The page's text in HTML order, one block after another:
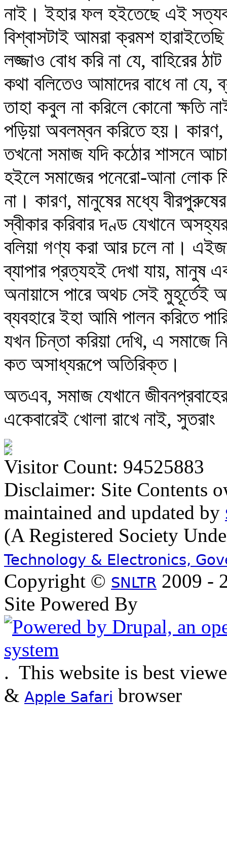
নাই। ইহার ফল হইতেছে এই
বিশ্বাসটাই আমরা ক্রমশ
লজ্জাও বোধ করি না যে, বাহিরের
কথা বলিতেও আমাদের বাধে না যে,
তাহা কবুল না করিলে কোনো ক্ষতি
পড়িয়া অবলম্বন করিতে হয়।
তখনো সমাজ যদি কঠোর শাসনে
হইলে সমাজের পনেরো-আনা লোক
না। কারণ, মানুষের মধ্যে
স্বীকার করিবার দণ্ড যেখানে
বলিয়া গণ্য করা আর চলে না।
ব্যাপার প্রত্যহই দেখা যায়, মানুষ
অনায়াসে পারে অথচ সেই মুহূর্তেই
ব্যবহারে ইহা আমি পালন করিতে
যখন চিন্তা করিয়া দেখি, এ সমাজে
কত অসাধ্যরূপে অতিরিক্ত।
অতএব, সমাজ যেখানে
একেবারেই খোলা রাখে নাই, সুতরাং
Visitor Count: 94525883
Disclaimer: Site Contents
maintained and updated by
(A Registered Society
Technology & Electronics,
Copyright © SNLTR 2009 -
Site Powered By
. This website is best
& Apple Safari browser